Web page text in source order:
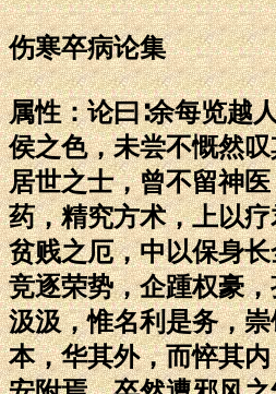
伤寒卒病论集
属性：论曰∶余每览越
侯之色，未尝不慨然
居世之士，曾不留神医
药，精究方术，上以
贫贱之厄，中以保身
竞逐荣势，企踵权豪
汲汲，惟名利是务，
本，华其外，而悴其